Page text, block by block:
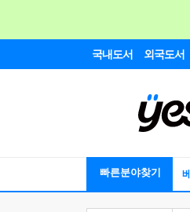
국내도서 외국도서
빠른분야찾기